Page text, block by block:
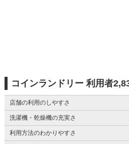
コインランドリー 利用者
店舗の利用のしやすさ
洗濯機・乾燥機の充実さ
利用方法のわかりやすさ